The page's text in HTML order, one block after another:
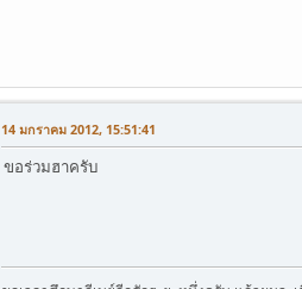
14 มกราคม 2012, 15:51:41
ขอร่วมฮาครับ